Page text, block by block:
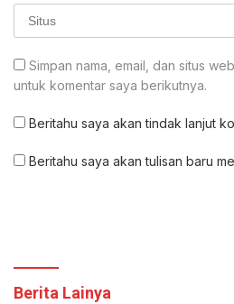
Simpan nama, email, dan situs
untuk komentar saya berikutnya.
Beritahu saya akan tindak lanjut
Beritahu saya akan tulisan baru
Berita Lainya